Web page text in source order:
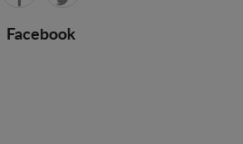
Facebook